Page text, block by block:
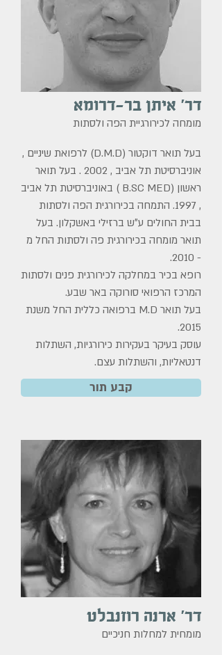
דר' איתן בר-דרומא
מומחה לכירורגיית הפה ולסתות
בעל תואר דוקטור (D.M.D) לרפואת שיניים ,
אוניברסיטת תל אביב , 2002 . בעל תואר
ראשון (B.SC MED ) באוניברסיטת תל אביב
, 1997. התמחה בכירורגית הפה ולסתות
בבית החולים ע״ש ברזילי באשקלון. בעל
תואר מומחה בכירורגית פה ולסתות החל מ
- 2010.
רופא בכיר במחלקה לכירורגית פנים ולסתות
המרכז הרפואי סורוקה באר שבע.
בעל תואר M.D ברפואה כללית החל משנת
2015.
עוסק בעיקר בעקירות כירורגיות, השתלות
דנטאליות, והשתלות עצם.
קבע תור
דר' ארנה רוזנבלט
מומחית למחלות חניכיים